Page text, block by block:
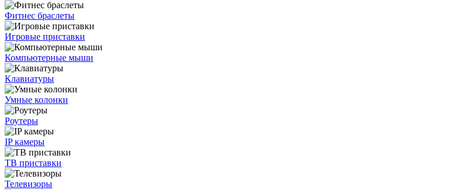
Фитнес браслеты
Игровые приставки
Компьютерные мыши
Клавиатуры
Умные колонки
Роутеры
IP камеры
ТВ приставки
Телевизоры